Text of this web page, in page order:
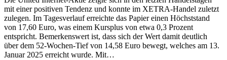
mit einer positiven Tendenz und konnte im XETRA-Handel zuletzt
zulegen. Im Tagesverlauf erreichte das Papier einen Höchststand
von 17,60 Euro, was einem Kursplus von etwa 0,3 Prozent
entspricht. Bemerkenswert ist, dass sich der Wert damit deutlich
über dem 52-Wochen-Tief von 14,58 Euro bewegt, welches am 13.
Januar 2025 erreicht wurde. Mit…